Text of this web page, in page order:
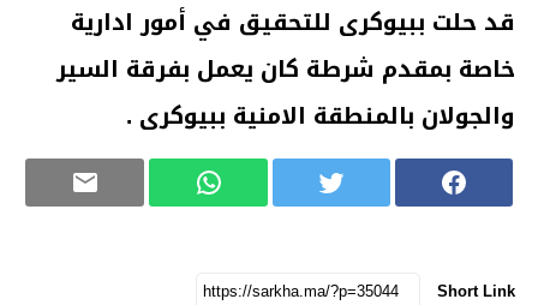
قد حلت ببيوكرى للتحقيق في أمور ادارية
خاصة بمقدم شرطة كان يعمل بفرقة السير
والجولان بالمنطقة الامنية ببيوكرى .
Short Link